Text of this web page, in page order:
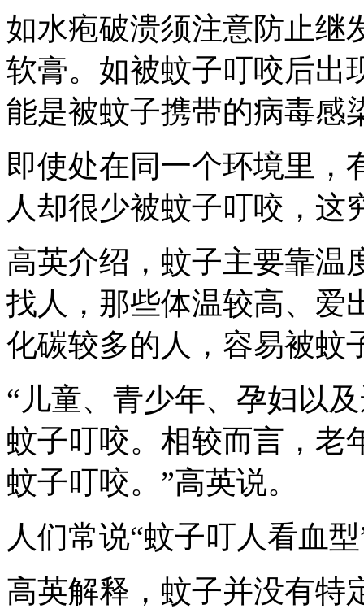
如水疱破溃须注意防止继
软膏。如被蚊子叮咬后出
能是被蚊子携带的病毒感
即使处在同一个环境里，
人却很少被蚊子叮咬，这
高英介绍，蚊子主要靠温
找人，那些体温较高、爱
化碳较多的人，容易被蚊
“儿童、青少年、孕妇以
蚊子叮咬。相较而言，老
蚊子叮咬。”高英说。
人们常说“蚊子叮人看血
高英解释，蚊子并没有特